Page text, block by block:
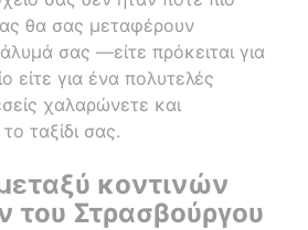
θα σας μεταφέρουν
σας —είτε πρόκειται για
είτε για ένα πολυτελές
χαλαρώνετε και
ταξίδι σας.
κοντινών
του Στρασβούργου